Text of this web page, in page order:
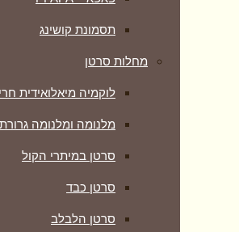
תסמונת קושינג
מחלות סרטן
לוקמיה מיאלואידית
מלנומה ומלנומה
סרטן במיתרי הקול
סרטן כבד
סרטן הלבלב